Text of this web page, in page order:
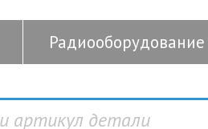
Радиооборудование